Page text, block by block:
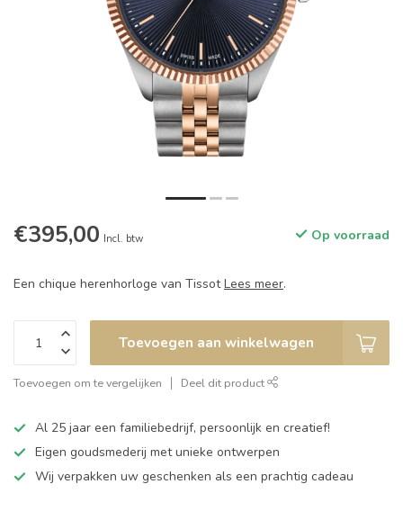
€395,00 Incl. btw Op voorraad
Een chique herenhorloge van TissotLees meer.
Toevoegen aan winkelwagen
Toevoegen om te vergelijken Deel dit product
Al 25 jaar een familiebedrijf, persoonlijk en creatief!
Eigen goudsmederij met unieke ontwerpen
Wij verpakken uw geschenken als een prachtig cadeau